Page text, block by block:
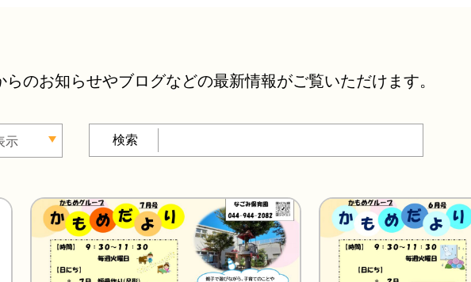
らのお知らせやブログなどの最新情報がご覧いただけます。
示